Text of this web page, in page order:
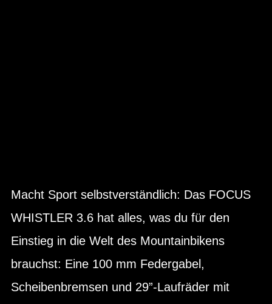
Macht Sport selbstverständlich: Das FOCUS
WHISTLER 3.6 hat alles, was du für den
Einstieg in die Welt des Mountainbikens
brauchst: Eine 100 mm Federgabel,
Scheibenbremsen und 29”-Laufräder mit